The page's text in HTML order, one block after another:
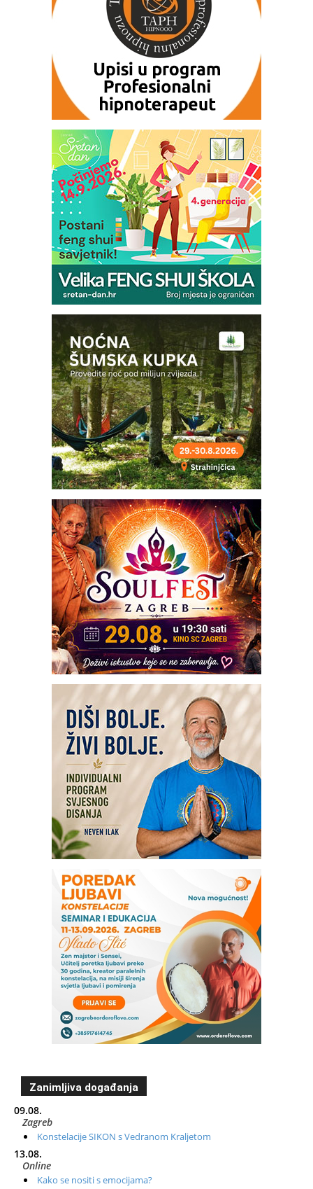
Zanimljiva događanja
09.08.
Zagreb
Konstelacije SIKON s Vedranom Kraljetom
13.08.
Online
Kako se nositi s emocijama?